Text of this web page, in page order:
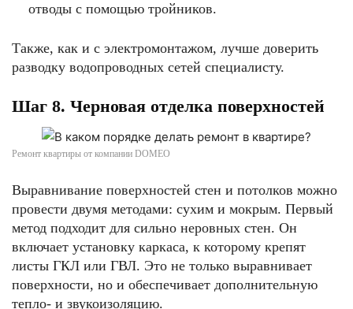
отводы с помощью тройников.
Также, как и с электромонтажом, лучше доверить
разводку водопроводных сетей специалисту.
Шаг 8. Черновая отделка поверхностей
Ремонт квартиры от компании DOMEO
Выравнивание поверхностей стен и потолков можно
провести двумя методами: сухим и мокрым. Первый
метод подходит для сильно неровных стен. Он
включает установку каркаса, к которому крепят
листы ГКЛ или ГВЛ. Это не только выравнивает
поверхности, но и обеспечивает дополнительную
тепло- и звукоизоляцию.